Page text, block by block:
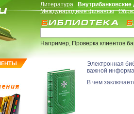
Литература
Международные финансы
Например,Проверка клиентов
Электронная
важной
В чем